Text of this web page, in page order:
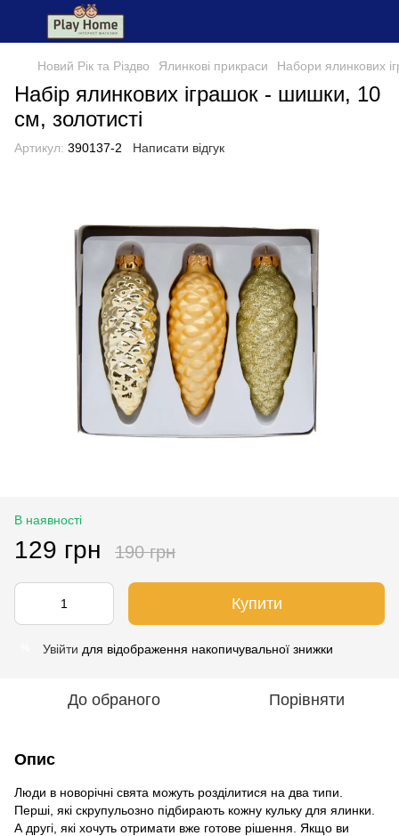
Новий Рік та Різдво Ялинкові прикраси Набори ялинкових
Набір ялинкових іграшок - шишки, 10
см, золотисті
Артикул: 390137-2 Написати відгук
В наявності
129 грн 190 грн
Купити
Увійти для відображення накопичувальної знижки
До обраного Порівняти
Опис
Люди в новорічні свята можуть розділитися на два типи.
Перші, які скрупульозно підбирають кожну кульку для ялинки.
А другі, які хочуть отримати вже готове рішення. Якщо ви